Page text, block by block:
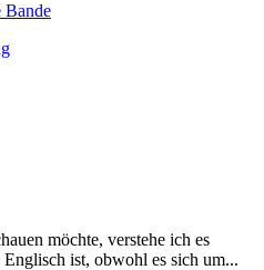
Bande
möchte, verstehe ich es
ist, obwohl es sich um...